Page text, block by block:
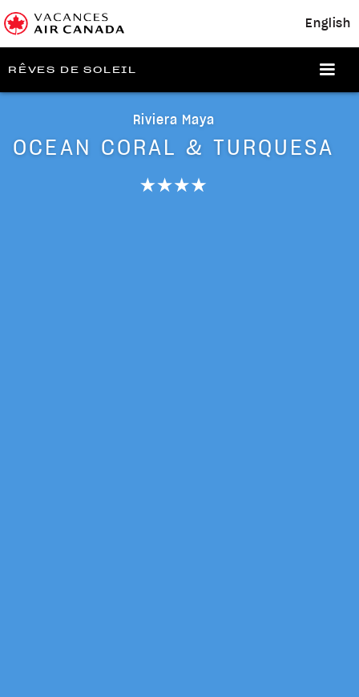
English
RÊVES DE SOLEIL
Riviera Maya
OCEAN CORAL & TURQUESA